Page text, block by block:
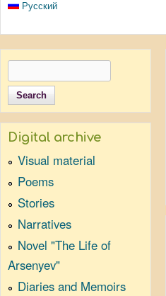
Русский
Search form
Digital archive
Visual material
Poems
Stories
Narratives
Novel "The Life of
Arsenyev"
Diaries and Memoirs